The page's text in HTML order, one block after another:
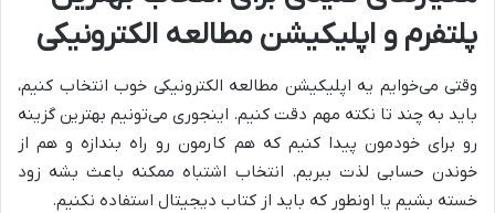
پلتفرم و اپلیکیشن مطالعه الکترونیکی
وقتی می‌خوایم یه اپلیکیشن مطالعه الکترونیکی خوب انتخاب کنیم،
باید به چند تا نکته مهم دقت کنیم. اینجوری می‌تونیم بهترین گزینه
رو برای خودمون پیدا کنیم که هم کارمون رو راه بندازه و هم از
خوندن حسابی لذت ببریم. انتخاب اشتباه ممکنه باعث بشه زود
خسته بشیم یا اونطور که باید از کتاب دیجیتال استفاده نکنیم.